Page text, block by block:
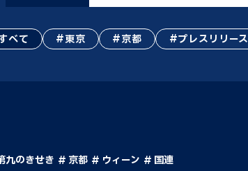
べて 東京 京都 プレスリリース
九のきせき 京都 ウィーン 国連